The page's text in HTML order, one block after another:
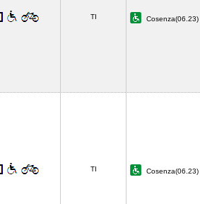
TI Cosenza(06.23)
TI Cosenza(06.23)